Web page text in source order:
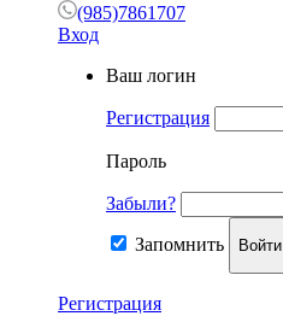
(985)7861707
Вход
Ваш логин
Регистрация
Пароль
Забыли?
Запомнить Войти
Регистрация